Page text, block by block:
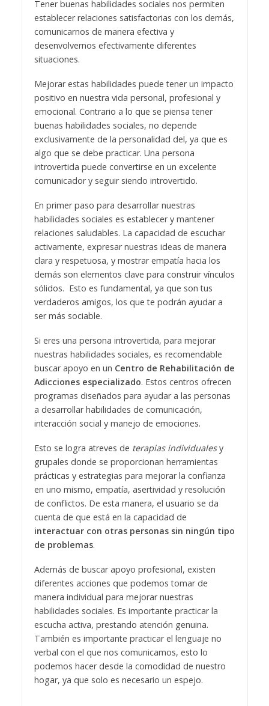
Tener buenas habilidades sociales nos permiten
establecer relaciones satisfactorias con los demás,
comunicarnos de manera efectiva y
desenvolvernos efectivamente diferentes
situaciones.
Mejorar estas habilidades puede tener un impacto
positivo en nuestra vida personal, profesional y
emocional. Contrario a lo que se piensa tener
buenas habilidades sociales, no depende
exclusivamente de la personalidad del, ya que es
algo que se debe practicar. Una persona
introvertida puede convertirse en un excelente
comunicador y seguir siendo introvertido.
En primer paso para desarrollar nuestras
habilidades sociales es establecer y mantener
relaciones saludables. La capacidad de escuchar
activamente, expresar nuestras ideas de manera
clara y respetuosa, y mostrar empatía hacia los
demás son elementos clave para construir vínculos
sólidos. Esto es fundamental, ya que son tus
verdaderos amigos, los que te podrán ayudar a
ser más sociable.
Si eres una persona introvertida, para mejorar
nuestras habilidades sociales, es recomendable
buscar apoyo en un Centro de Rehabilitación de
Adicciones especializado. Estos centros ofrecen
programas diseñados para ayudar a las personas
a desarrollar habilidades de comunicación,
interacción social y manejo de emociones.
Esto se logra atreves de terapias individualesy
grupales donde se proporcionan herramientas
prácticas y estrategias para mejorar la confianza
en uno mismo, empatía, asertividad y resolución
de conflictos. De esta manera, el usuario se da
cuenta de que está en la capacidad de
interactuar con otras personas sin ningún tipo
de problemas.
Además de buscar apoyo profesional, existen
diferentes acciones que podemos tomar de
manera individual para mejorar nuestras
habilidades sociales. Es importante practicar la
escucha activa, prestando atención genuina.
También es importante practicar el lenguaje no
verbal con el que nos comunicamos, esto lo
podemos hacer desde la comodidad de nuestro
hogar, ya que solo es necesario un espejo.